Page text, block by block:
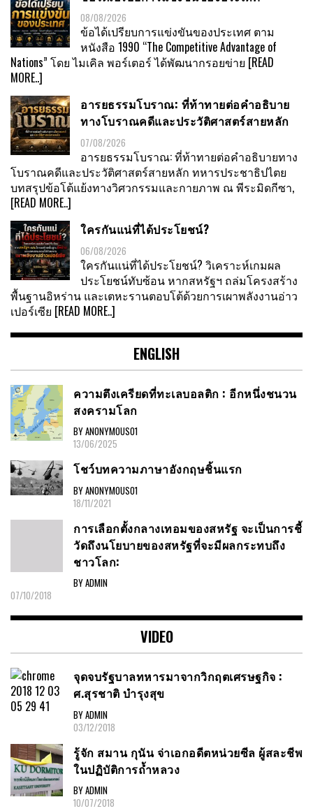
08/08/2026
ข้อได้เปรียบการแข่งขันของประเทศ ตาม
หนังสือ 1990 “The Competitive Advantage of
Nations” โดย ไมเคิล พอร์เตอร์ ได้พัฒนากรอยข่าย [READ
MORE..]
อารยธรรมโบราณ: ที่ท้าทายต่อคำอธิบาย
ทางโบราณคดีและประวัติศาสตร์สายหลัก
07/08/2026
อารยธรรมโบราณ: ที่ท้าทายต่อคำอธิบายทาง
โบราณคดีและประวัติศาสตร์สายหลัก ทหารประชาธิปไตย
บทสรุปข้อโต้แย้งทางวิศวกรรมและกายภาพ ณ พีระมิดกีซา,
[READ MORE..]
ใครกันแน่ที่ได้ประโยชน์?
06/08/2026
ใครกันแน่ที่ได้ประโยชน์? วิเคราะห์เกมผล
ประโยชน์ทับซ้อน หากสหรัฐฯ ถล่มโครงสร้าง
พื้นฐานอิหร่าน และเตหะรานตอบโต้ด้วยการเผาพลังงานอ่าว
เปอร์เซีย [READ MORE..]
ENGLISH
ความตึงเครียดที่ทะเลบอลติก : อีกหนึ่งชนวน
สงครามโลก
BY ANONYMOUS01
13/06/2025
โชว์บทความภาษาอังกฤษชิ้นแรก
BY ANONYMOUS01
18/11/2021
การเลือกตั้งกลางเทอมของสหรัฐ จะเป็นการชี้
วัดถึงนโยบายของสหรัฐที่จะมีผลกระทบถึง
ชาวโลก:
BY ADMIN
07/10/2018
VIDEO
จุดจบรัฐบาลทหารมาจากวิกฤตเศรษฐกิจ :
ศ.สุรชาติ บำรุงสุข
BY ADMIN
03/12/2018
รู้จัก สมาน กุนัน จ่าเอกอดีตหน่วยซีล ผู้สละชีพ
ในปฏิบัติการถ้ำหลวง
BY ADMIN
10/07/2018